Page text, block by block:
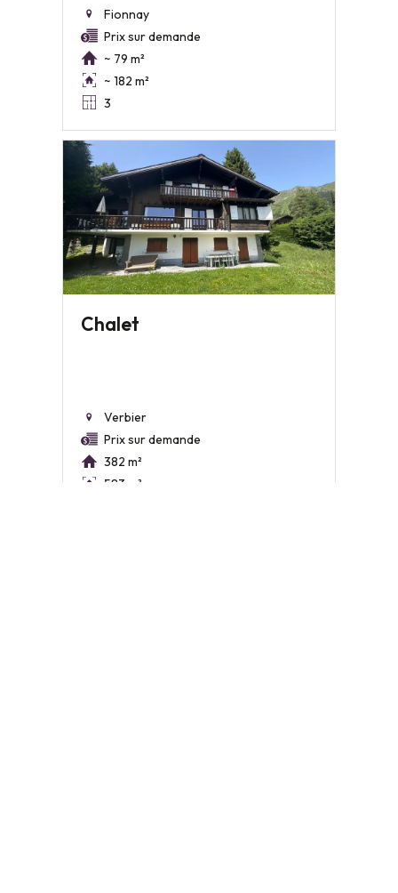
Fionnay
Prix sur demande
~ 79 m²
~ 182 m²
3
Chalet
Verbier
Prix sur demande
382 m²
583 m²